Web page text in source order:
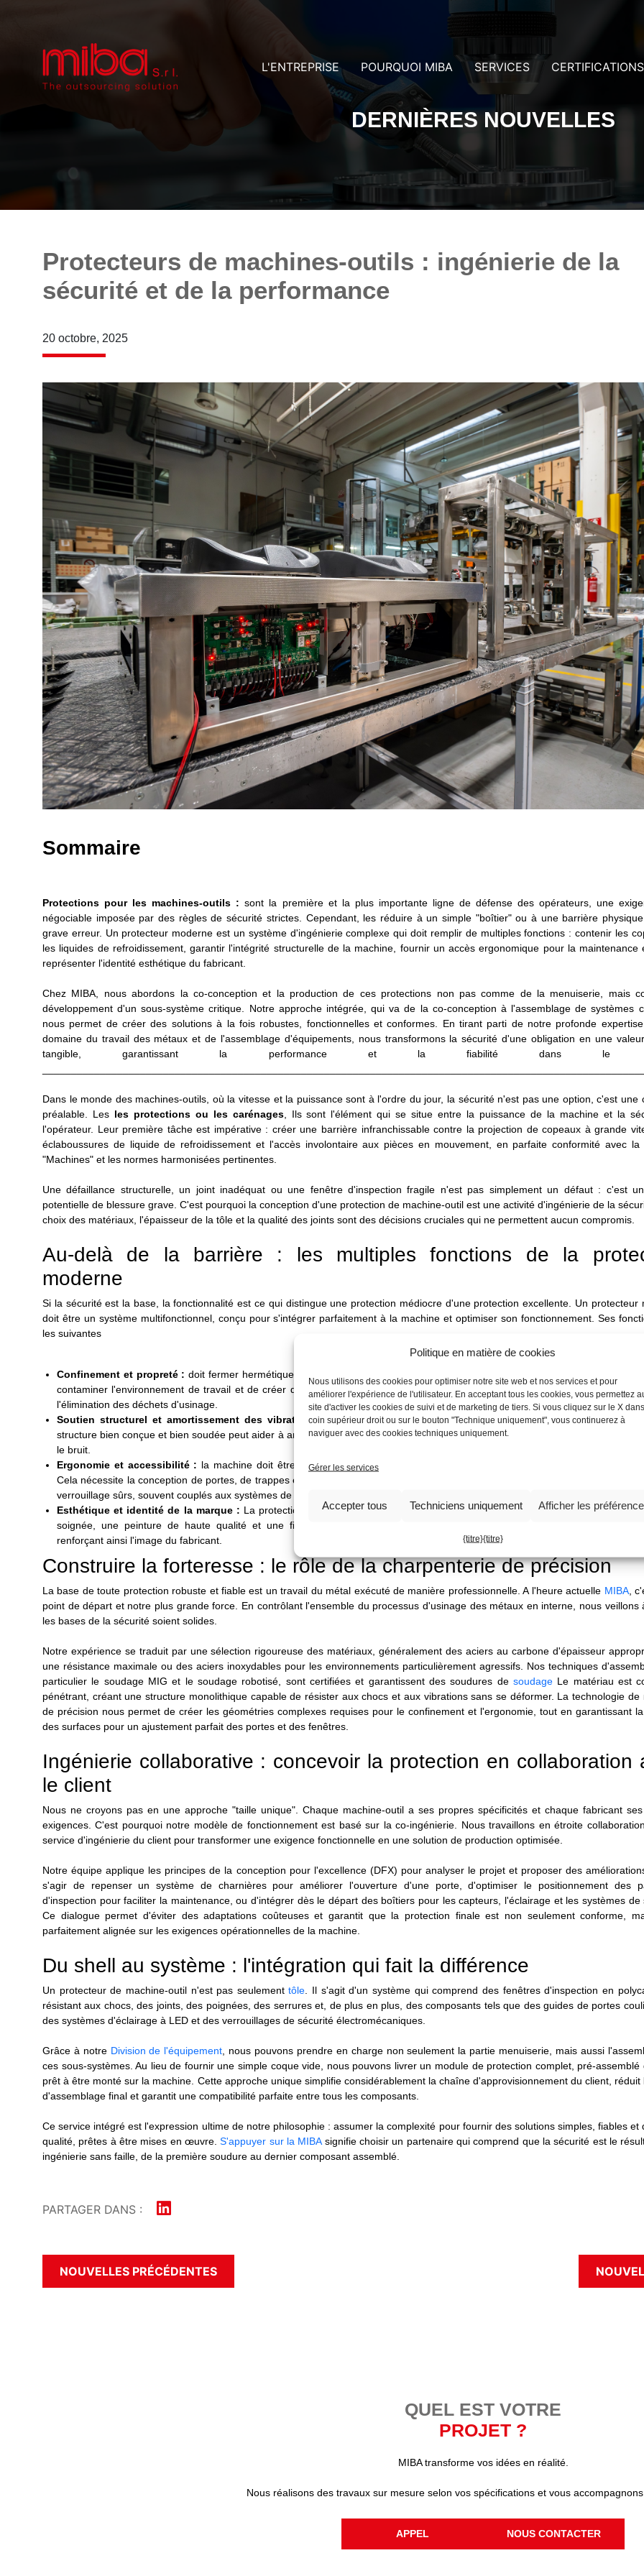
Politique en matière de cookies
Nous utilisons des cookies pour optimiser notre site web et nos services et pour
améliorer l'expérience de l'utilisateur. En acceptant tous les cookies, vous permettez
site d'activer les cookies de suivi et de marketing de tiers. Si vous cliquez sur le X
coin supérieur droit ou sur le bouton "Technique uniquement", vous continuerez à
naviguer avec des cookies techniques uniquement.
Gérer les services
Accepter tous Techniciens uniquement Afficher les
{titre}{titre}
L'ENTREPRISE POURQUOI MIBA SERVICES CERTIFICATIONS
DERNIÈRES NOUVELLES
Protecteurs de machines-outils : ingénierie de la
sécurité et de la performance
20 octobre, 2025
Sommaire
Protections pour les machines-outils : sont la première et la plus importante ligne de défense des opérateurs, une
négociable imposée par des règles de sécurité strictes. Cependant, les réduire à un simple "boîtier" ou à une barrière
grave erreur. Un protecteur moderne est un système d'ingénierie complexe qui doit remplir de multiples fonctions : contenir les
les liquides de refroidissement, garantir l'intégrité structurelle de la machine, fournir un accès ergonomique pour la maintenance
représenter l'identité esthétique du fabricant.
Chez MIBA, nous abordons la co-conception et la production de ces protections non pas comme de la menuiserie, mais
développement d'un sous-système critique. Notre approche intégrée, qui va de la co-conception à l'assemblage de systèmes
nous permet de créer des solutions à la fois robustes, fonctionnelles et conformes. En tirant parti de notre profonde
domaine du travail des métaux et de l'assemblage d'équipements, nous transformons la sécurité d'une obligation en une
tangible, garantissant la performance et la fiabilité dans le
Dans le monde des machines-outils, où la vitesse et la puissance sont à l'ordre du jour, la sécurité n'est pas une option, c'est une
préalable. Les les protections ou les carénages, Ils sont l'élément qui se situe entre la puissance de la machine et la
l'opérateur. Leur première tâche est impérative : créer une barrière infranchissable contre la projection de copeaux à grande
éclaboussures de liquide de refroidissement et l'accès involontaire aux pièces en mouvement, en parfaite conformité avec la
"Machines" et les normes harmonisées pertinentes.
Une défaillance structurelle, un joint inadéquat ou une fenêtre d'inspection fragile n'est pas simplement un défaut : c'est
potentielle de blessure grave. C'est pourquoi la conception d'une protection de machine-outil est une activité d'ingénierie de la
choix des matériaux, l'épaisseur de la tôle et la qualité des joints sont des décisions cruciales qui ne permettent aucun compromis.
Au-delà de la barrière : les multiples fonctions de la
moderne
Si la sécurité est la base, la fonctionnalité est ce qui distingue une protection médiocre d'une protection excellente. Un protecteur
doit être un système multifonctionnel, conçu pour s'intégrer parfaitement à la machine et optimiser son fonctionnement. Ses
les suivantes
Confinement et propreté : doit fermer hermétiquement la zone de travail, empêchant la fuite de fluides et de copeaux
contaminer l'environnement de travail et de créer des risques de glissade. Sa géométrie interne doit également faciliter le
l'élimination des déchets d'usinage.
Soutien structurel et amortissement des vibrations : souvent, le carénage contribue à la rigidité générale de la
structure bien conçue et bien soudée peut aider à amortir les vibrations, ce qui contribue à améliorer la précision de l'usinage et
le bruit.
Ergonomie et accessibilité : la machine doit être facilement accessible pour les opérations de réglage, d'entretien et de
Cela nécessite la conception de portes, de trappes et de panneaux amovibles robustes, faciles à manœuvrer et équipés de
verrouillage sûrs, souvent couplés aux systèmes de sécurité de la machine.
Esthétique et identité de la marque : La protection est la "robe" de la machine, la première chose que le client voit. Une
soignée, une peinture de haute qualité et une finition impeccable transmettent un message de professionnalisme et de
renforçant ainsi l'image du fabricant.
Construire la forteresse : le rôle de la charpenterie de précision
La base de toute protection robuste et fiable est un travail du métal exécuté de manière professionnelle. A l'heure actuelle MIBA,
point de départ et notre plus grande force. En contrôlant l'ensemble du processus d'usinage des métaux en interne, nous veillons
les bases de la sécurité soient solides.
Notre expérience se traduit par une sélection rigoureuse des matériaux, généralement des aciers au carbone d'épaisseur
une résistance maximale ou des aciers inoxydables pour les environnements particulièrement agressifs. Nos techniques
particulier le soudage MIG et le soudage robotisé, sont certifiées et garantissent des soudures de soudageLe matériau est
pénétrant, créant une structure monolithique capable de résister aux chocs et aux vibrations sans se déformer. La technologie de
de précision nous permet de créer les géométries complexes requises pour le confinement et l'ergonomie, tout en garantissant
des surfaces pour un ajustement parfait des portes et des fenêtres.
Ingénierie collaborative : concevoir la protection en collaboration
le client
Nous ne croyons pas en une approche "taille unique". Chaque machine-outil a ses propres spécificités et chaque fabricant
exigences. C'est pourquoi notre modèle de fonctionnement est basé sur la co-ingénierie. Nous travaillons en étroite
service d'ingénierie du client pour transformer une exigence fonctionnelle en une solution de production optimisée.
Notre équipe applique les principes de la conception pour l'excellence (DFX) pour analyser le projet et proposer des
s'agir de repenser un système de charnières pour améliorer l'ouverture d'une porte, d'optimiser le positionnement des
d'inspection pour faciliter la maintenance, ou d'intégrer dès le départ des boîtiers pour les capteurs, l'éclairage et les systèmes de
Ce dialogue permet d'éviter des adaptations coûteuses et garantit que la protection finale est non seulement conforme,
parfaitement alignée sur les exigences opérationnelles de la machine.
Du shell au système : l'intégration qui fait la différence
Un protecteur de machine-outil n'est pas seulementtôle . Il s'agit d'un système qui comprend des fenêtres d'inspection en
résistant aux chocs, des joints, des poignées, des serrures et, de plus en plus, des composants tels que des guides de portes
des systèmes d'éclairage à LED et des verrouillages de sécurité électromécaniques.
Grâce à notre Division de l'équipement , nous pouvons prendre en charge non seulement la partie menuiserie, mais aussi
ces sous-systèmes. Au lieu de fournir une simple coque vide, nous pouvons livrer un module de protection complet, pré-assemblé
prêt à être monté sur la machine. Cette approche unique simplifie considérablement la chaîne d'approvisionnement du client, réduit
d'assemblage final et garantit une compatibilité parfaite entre tous les composants.
Ce service intégré est l'expression ultime de notre philosophie : assumer la complexité pour fournir des solutions simples, fiables et
qualité, prêtes à être mises en œuvre.S'appuyer sur la MIBA signifie choisir un partenaire qui comprend que la sécurité est le
ingénierie sans faille, de la première soudure au dernier composant assemblé.
PARTAGER DANS :
NOUVELLES PRÉCÉDENTES
QUEL EST VOTRE
PROJET ?
MIBA transforme vos idées en réalité.
Nous réalisons des travaux sur mesure selon vos spécifications et vous
APPEL NOUS CONTACTER